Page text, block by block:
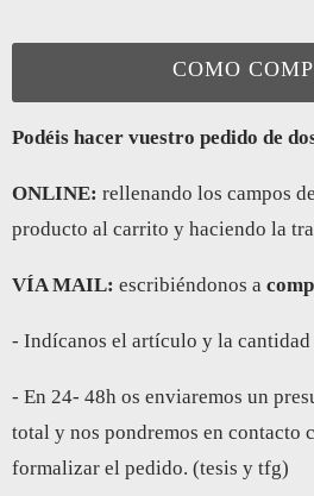
COMO
Podéis hacer vuestro pedido de
ONLINE: rellenando los campos
producto al carrito y haciendo la
VÍA MAIL: escribiéndonos a
- Indícanos el artículo y la cantidad
- En 24- 48h os enviaremos un
total y nos pondremos en contacto
formalizar el pedido. (tesis y tfg)